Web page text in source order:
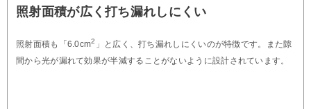
照射面積が広く打ち漏れしにくい
照射面積も「6.0cm2 」と広く、打ち漏れしにくいのが特徴です。また隙
間から光が漏れて効果が半減することがないように設計されています。